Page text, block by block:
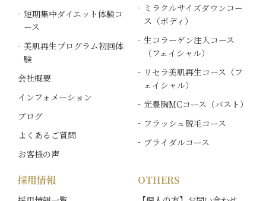
短期集中ダイエット体験コ
ース
美肌再生プログラム初回体
験
会社概要
インフォメーション
ブログ
よくあるご質問
お客様の声
ミラクルサイズダウンコー
ス（ボディ）
生コラーゲン注入コース
（フェイシャル）
リセラ美肌再生コース（フ
ェイシャル）
光豊胸MCコース（バスト）
フラッシュ脱毛コース
ブライダルコース
採用情報 OTHERS